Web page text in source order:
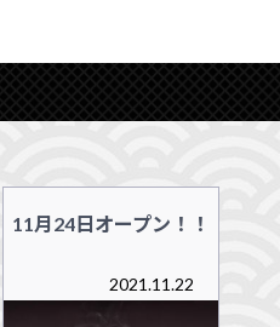
11月24日オープン！！
2021.11.22